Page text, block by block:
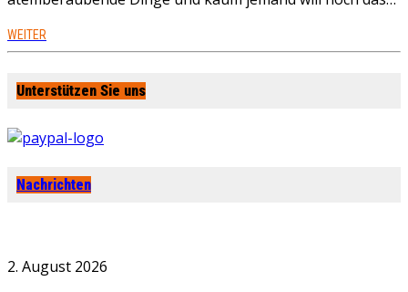
WEITER
Unterstützen Sie uns
Nachrichten
2. August 2026